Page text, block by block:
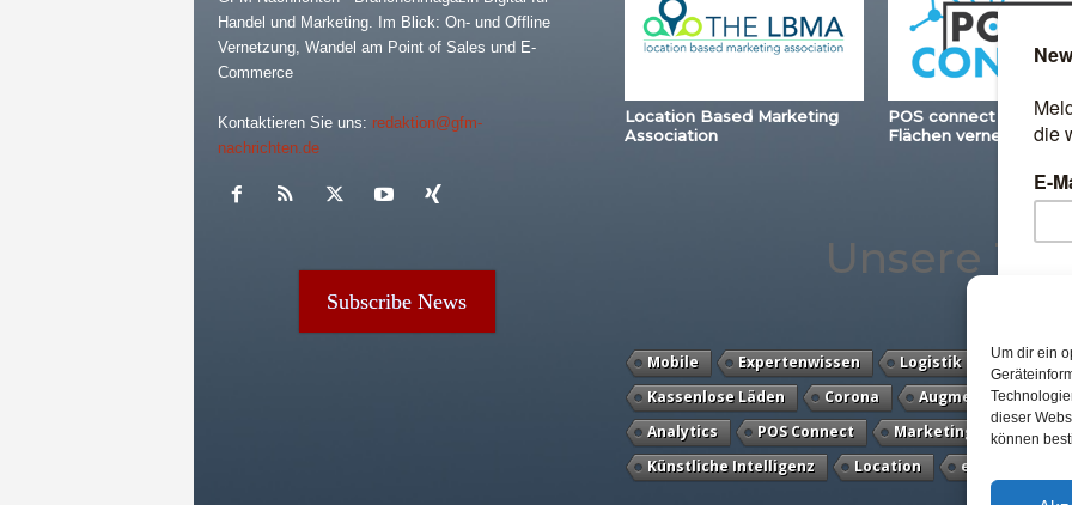
Um dir ein
dieser
können
Handel und Marketing. Im Blick: On- und Offline
Vernetzung, Wandel am Point of Sales und E-
Commerce
Kontaktieren Sie uns: redaktion@gfm-
nachrichten.de
Subscribe News
Location Based Marketing
Association
POS connect –
Flächen vernetzen
Unsere
Mobile Expertenwissen Logistik Loyalty
Kassenlose Läden
Corona Augmented Reality
Analytics
POS Connect Marketing Voice
Künstliche Intelligenz
Location eCommerce